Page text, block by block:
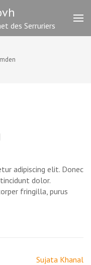
des Serruriers
adipiscing elit. Donec
dolor.
fringilla, purus
Sujata Khanal